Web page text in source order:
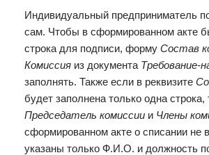
Индивидуальный предприниматель
сам. Чтобы в сформированном акте
строка для подписи, форму Состав
Комиссия из документа Требование-
заполнять. Также если в реквизите
будет заполнена только одна строка,
Председатель комиссии и Члены
сформированном акте о списании не
указаны только Ф.И.О. и должность